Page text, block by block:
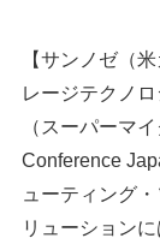
【サンノゼ（
レージテクノ
（スーパーマ
Conference
ューティング
リューション